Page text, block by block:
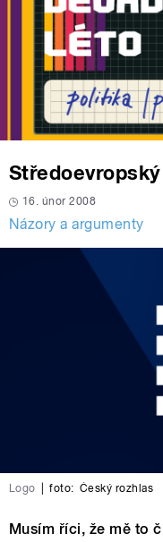
16. únor 2008
Názory a argumenty
Logo foto: Český rozhlas
Musím říci, že mě to